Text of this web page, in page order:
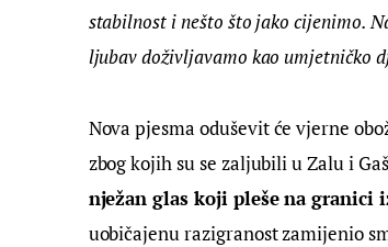
stabilnost i nešto što jako cijenimo.
ljubav doživljavamo kao umjetničko
Nova pjesma oduševit će vjerne
zbog kojih su se zaljubili u Zalu i
nježan glas koji pleše na granici
uobičajenu razigranost zamijenio